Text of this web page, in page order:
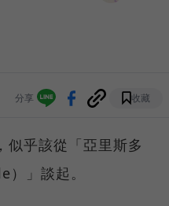
分享 收藏
似乎該從「亞里斯多
」談起。